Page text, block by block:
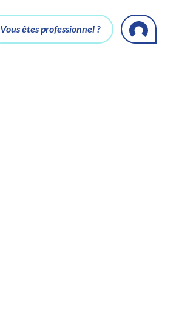
Vous êtes professionnel ?